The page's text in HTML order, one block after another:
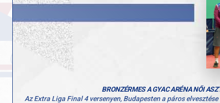
BRONZÉRMES A GYAC ARÉNA NŐI
Az Extra Liga Final 4 versenyen, Budapesten a páros